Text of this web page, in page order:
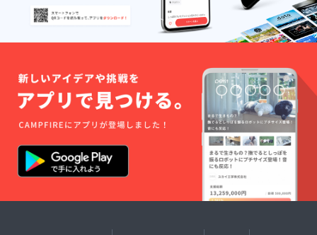
す！！プロジェクト
リーダー藤井遼太郎
です。引き続きよろし
くお願いいたします！
≪最新情報はこちら
エイターハウス≪お問
い合わせはこちら≫■
公式LINEクリエイター
ハウス（本部）